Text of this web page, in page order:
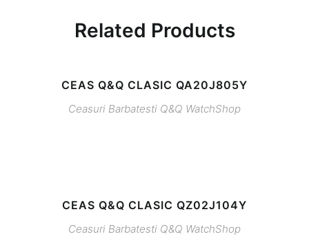
Related Products
CEAS Q&Q CLASIC QA20J805Y
Ceasuri Barbatesti Q&Q WatchShop
CEAS Q&Q CLASIC QZ02J104Y
Ceasuri Barbatesti Q&Q WatchShop